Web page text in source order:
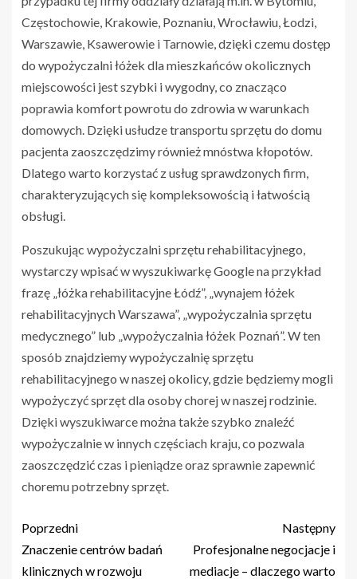
Częstochowie, Krakowie, Poznaniu, Wrocławiu, Łodzi,
Warszawie, Ksawerowie i Tarnowie, dzięki czemu dostęp
do wypożyczalni łóżek dla mieszkańców okolicznych
miejscowości jest szybki i wygodny, co znacząco
poprawia komfort powrotu do zdrowia w warunkach
domowych. Dzięki usłudze transportu sprzętu do domu
pacjenta zaoszczędzimy również mnóstwa kłopotów.
Dlatego warto korzystać z usług sprawdzonych firm,
charakteryzujących się kompleksowością i łatwością
obsługi.
Poszukując wypożyczalni sprzętu rehabilitacyjnego,
wystarczy wpisać w wyszukiwarkę Google na przykład
frazę „łóżka rehabilitacyjne Łódź”, „wynajem łóżek
rehabilitacyjnych Warszawa”, „wypożyczalnia sprzętu
medycznego” lub „wypożyczalnia łóżek Poznań”. W ten
sposób znajdziemy wypożyczalnię sprzętu
rehabilitacyjnego w naszej okolicy, gdzie będziemy mogli
wypożyczyć sprzęt dla osoby chorej w naszej rodzinie.
Dzięki wyszukiwarce można także szybko znaleźć
wypożyczalnie w innych częściach kraju, co pozwala
zaoszczędzić czas i pieniądze oraz sprawnie zapewnić
choremu potrzebny sprzęt.
Poprzedni
Znaczenie centrów badań
klinicznych w rozwoju
Następny
Profesjonalne negocjacje i
mediacje – dlaczego warto